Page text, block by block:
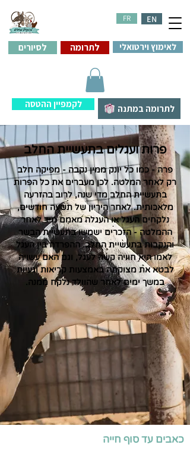
EN
FR
לתרומה לאימוץ וירטואלי
לתרומה במתנה
לסיורים
לקמפיין ההטסה
פרות ועגלים בתעשיית החלב
פרה - כמו כל יונק ממין נקבה - מפיקה חלב
רק לאחר המלטה. לכן מעברים את כל הפרות
בתעשיית החלב מדי שנה, לרוב בהזרעה
מלאכותית. לאחר היריון של תשעה חודשים,
נלקחים העגל או העגלה מאמם מיד לאחר
ההמלטה - הזכרים ישמשו בתעשיית הבשר
והנקבות בתעשיית החלב. ההפרדה בין העגל
לאמו היא חוויה קשה לעגל, וגם האם עשויה
לבטא את מצוקתה באמצעות קריאות וגעיות
במשך ימים לאחר שהוולד נלקח ממנה.
כאבים עד סוף חייה